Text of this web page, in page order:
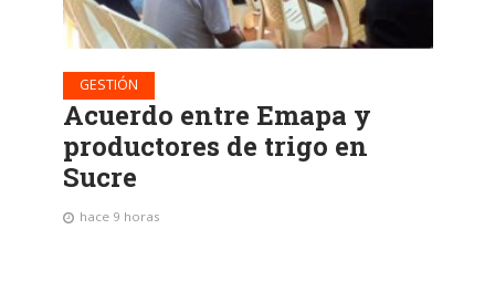
GESTIÓN
Acuerdo entre Emapa y
productores de trigo en
Sucre
hace 9 horas